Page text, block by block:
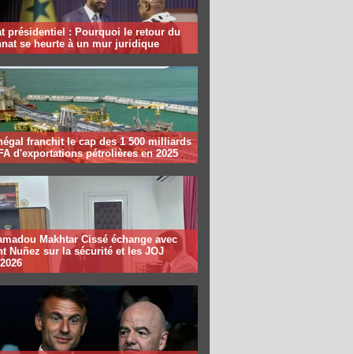
présidentiel : Pourquoi le retour du
se heurte à un mur juridique
franchit le cap des 1 500 milliards
d'exportations pétrolières en 2025
Makhtar Cissé échange avec
Nuñez sur la sécurité et les JOJ